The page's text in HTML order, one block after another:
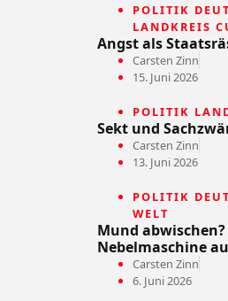
POLITIK
LANDKREIS
Angst als
Carsten Zinn
15. Juni 2026
POLITIK
Sekt und
Carsten Zinn
13. Juni 2026
POLITIK
WELT
Mund
Nebelmaschine
Carsten Zinn
6. Juni 2026